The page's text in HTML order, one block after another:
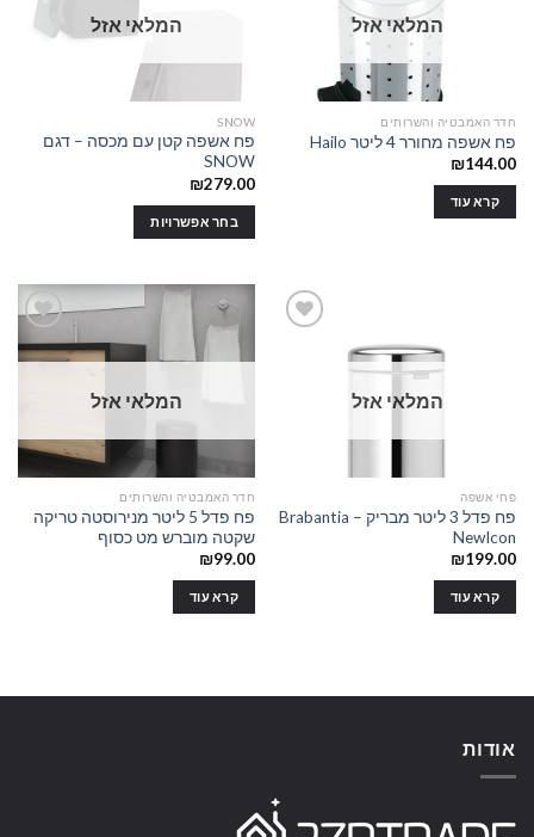
המלאי אזל
חדר האמבטיה והשרותים
פח אשפה מחורר 4 ליטר Hailo
₪144.00
קרא עוד
Add to
wishlist
המלאי אזל
SNOW
פח אשפה קטן עם מכסה – דגם
SNOW
₪279.00
בחר אפשרויות
מספר
סוגים.
בעמוד
המוצר
המלאי אזל
פחי אשפה
פח פדל 3 ליטר מבריק Brabantia –
NewIcon
₪199.00
קרא עוד
המלאי אזל
חדר האמבטיה והשרותים
פח פדל 5 ליטר מנירוסטה טריקה
שקטה מוברש מט כסוף
₪99.00
קרא עוד
אודות